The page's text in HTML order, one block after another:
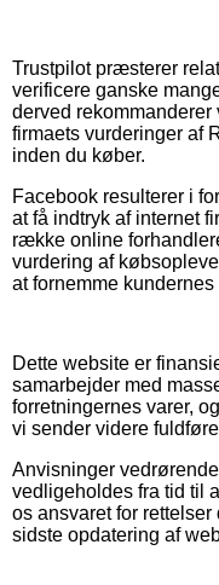
Trustpilot præsterer
verificere ganske
derved
firmaets vurderinger af
inden du køber.
Facebook resulterer i
at få indtryk af internet
række online
vurdering af
at fornemme kundernes
Dette website er
samarbejder med
forretningernes varer,
vi sender videre
Anvisninger
vedligeholdes fra tid til
os ansvaret for
sidste opdatering af